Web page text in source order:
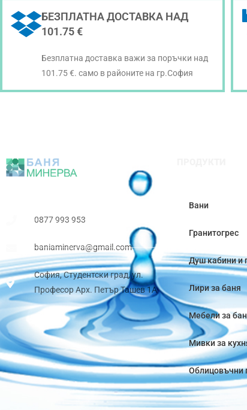
БЕЗПЛАТНА ДОСТАВКА НАД
101.75 €
Безплатна доставка важи за поръчки над
101.75 €. само в районите на гр.София
0877 993 953
baniaminerva@gmail.com
София, Студентски град, ул.
Професор Арх. Петър Ташев 1А
Вани
Гранитогрес
Душ кабини и
Лири за баня
Мебели за
Мивки за
Облицовъчни